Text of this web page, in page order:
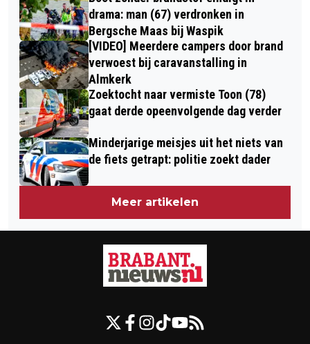
drama: man (67) verdronken in
Bergsche Maas bij Waspik
[VIDEO] Meerdere campers door brand
verwoest bij caravanstalling in
Almkerk
Zoektocht naar vermiste Toon (78)
gaat derde opeenvolgende dag verder
Minderjarige meisjes uit het niets van
de fiets getrapt: politie zoekt dader
Meer artikelen